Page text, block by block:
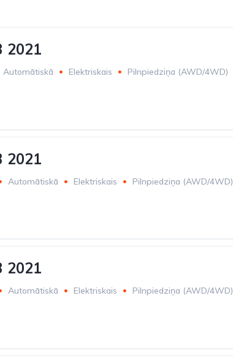
2021
Automātiskā Elektriskais Pilnpiedziņa (AWD/4WD)
2021
Automātiskā Elektriskais Pilnpiedziņa (AWD/4WD)
2021
Automātiskā Elektriskais Pilnpiedziņa (AWD/4WD)